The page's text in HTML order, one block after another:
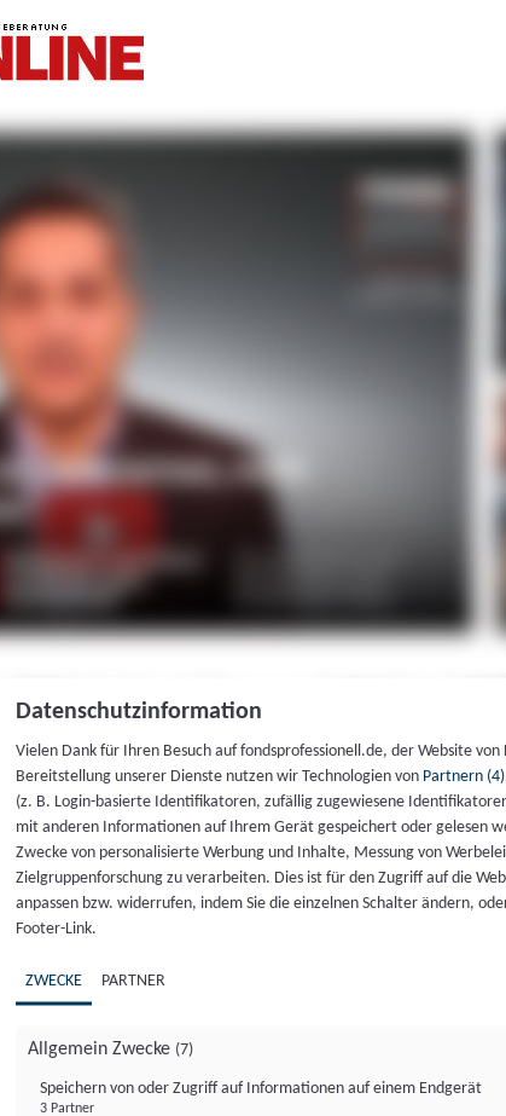
Datenschutzinformation
Vielen Dank für Ihren Besuch auf fondsprofessionell.de, der Website
Bereitstellung unserer Dienste nutzen wir Technologien von Partnern (4)
(z. B. Login-basierte Identifikatoren, zufällig zugewiesene
mit anderen Informationen auf Ihrem Gerät gespeichert oder gelesen
Zwecke von personalisierte Werbung und Inhalte, Messung von
Zielgruppenforschung zu verarbeiten. Dies ist für den Zugriff auf die
anpassen bzw. widerrufen, indem Sie die einzelnen Schalter ändern,
Footer-Link.
ZWECKE PARTNER
Allgemein Zwecke (7)
Speichern von oder Zugriff auf Informationen auf einem Endgerät
3 Partner